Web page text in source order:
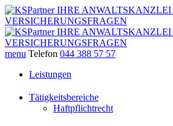
menu Telefon 044 388 57 57
Leistungen
Tätigkeitsbereiche
Haftpflichtrecht